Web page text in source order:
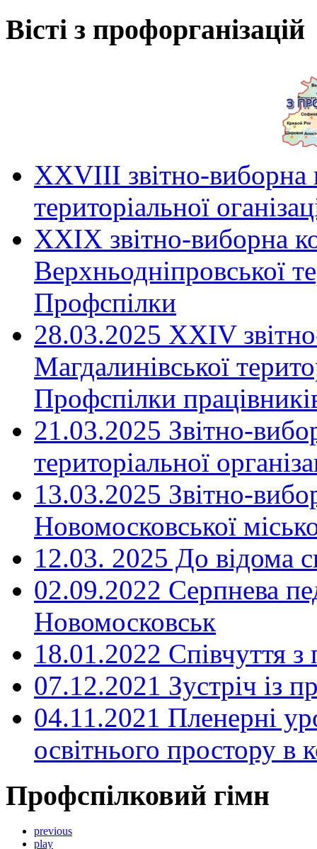
Вісті з профорганізацій
ХХVIII звітно-виборна
територіальної
XXIX звітно-виборна
Верхньодніпровської
Профспілки
28.03.2025 ХХІV
Магдалинівської
Профспілки
21.03.2025 Звітно-
територіальної
13.03.2025 Звітно-
Новомосковської
12.03. 2025 До відома
02.09.2022 Серпнева
Новомосковськ
18.01.2022 Співчуття з
07.12.2021 Зустріч із
04.11.2021 Пленерні
освітнього простору
Профспілковий гімн
previous
play